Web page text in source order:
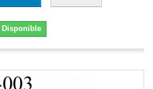
Disponible